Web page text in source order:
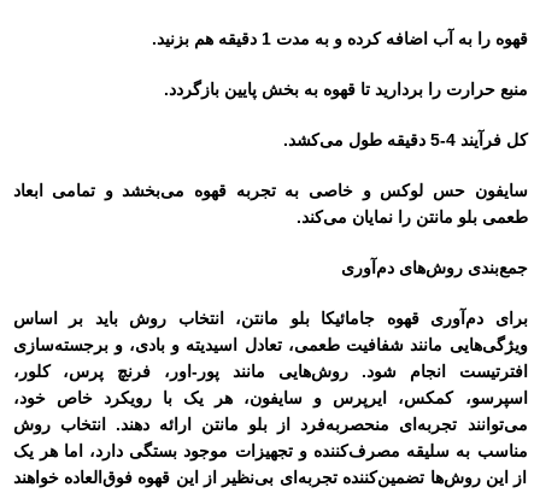
قهوه را به آب اضافه کرده و به مدت 1 دقیقه هم بزنید.
منبع حرارت را بردارید تا قهوه به بخش پایین بازگردد.
کل فرآیند 4-5 دقیقه طول می‌کشد.
سایفون حس لوکس و خاصی به تجربه قهوه می‌بخشد و تمامی ابعاد
طعمی بلو مانتن را نمایان می‌کند.
جمع‌بندی روش‌های دم‌آوری
برای دم‌آوری قهوه جامائیکا بلو مانتن، انتخاب روش باید بر اساس
ویژگی‌هایی مانند شفافیت طعمی، تعادل اسیدیته و بادی، و برجسته‌سازی
افترتیست انجام شود. روش‌هایی مانند پور-اور، فرنچ پرس، کلور،
اسپرسو، کمکس، ایرپرس و سایفون، هر یک با رویکرد خاص خود،
می‌توانند تجربه‌ای منحصربه‌فرد از بلو مانتن ارائه دهند. انتخاب روش
مناسب به سلیقه مصرف‌کننده و تجهیزات موجود بستگی دارد، اما هر یک
از این روش‌ها تضمین‌کننده تجربه‌ای بی‌نظیر از این قهوه فوق‌العاده خواهند